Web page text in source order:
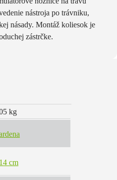
nástroja po trávniku,
násady. Montáž koliesok je
zástrčke.
kg
cm